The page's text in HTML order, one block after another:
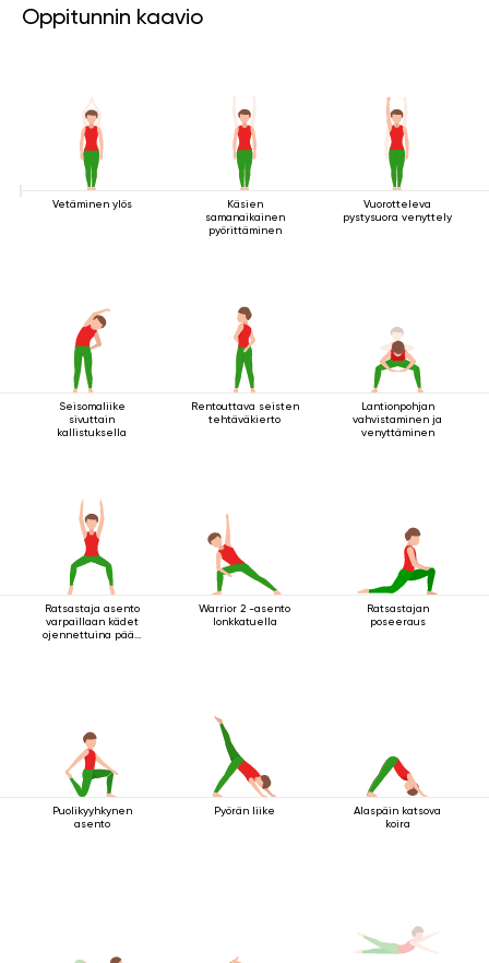
Oppitunnin kaavio
Vetäminen ylös
Käsien
samanaikainen
pyörittäminen
Vuorotteleva
pystysuora venyttely
Seisomaliike
sivuttain
kallistuksella
Rentouttava seisten
tehtäväkierto
Lantionpohjan
vahvistaminen ja
venyttäminen
Ratsastaja asento
varpaillaan kädet
ojennettuina pään
Warrior 2 -asento
lonkkatuella
Ratsastajan
poseeraus
Puolikyyhkynen
asento
Pyörän liike
Alaspäin katsova
koira